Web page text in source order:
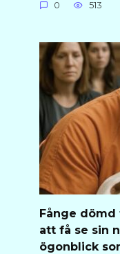
0 513
Fånge
att få se sin
ögonblick